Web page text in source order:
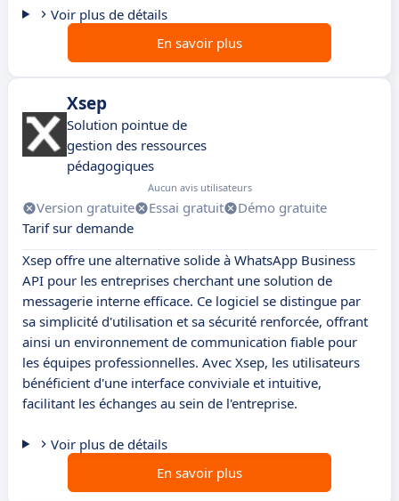
Voir plus de détails
En savoir plus
Xsep
Solution pointue de
gestion des ressources
pédagogiques
Aucun avis utilisateurs
Version gratuite Essai gratuit
Démo gratuite
Tarif sur demande
Xsep offre une alternative solide à WhatsApp Business
API pour les entreprises cherchant une solution de
messagerie interne efficace. Ce logiciel se distingue par
sa simplicité d'utilisation et sa sécurité renforcée, offrant
ainsi un environnement de communication fiable pour
les équipes professionnelles. Avec Xsep, les utilisateurs
bénéficient d'une interface conviviale et intuitive,
facilitant les échanges au sein de l'entreprise.
Voir plus de détails
En savoir plus